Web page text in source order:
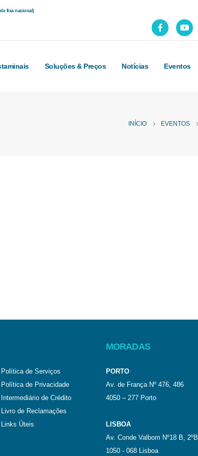
fixa nacional)
Soluções & Preços Notícias Eventos
INÍCIO EVENTOS
Política de Serviços
Política de Privacidade
Intermediário de Crédito
Livro de Reclamações
Links Úteis
MORADAS
PORTO
Av. de França Nº 476, 486
4050 – 277 Porto
LISBOA
Av. Conde Valbom Nº18 B, 2ºB
1050 - 068 Lisboa